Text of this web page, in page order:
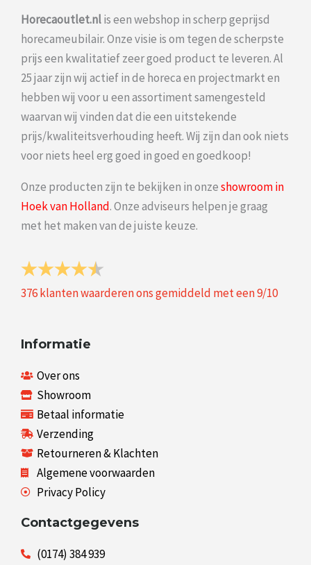
Horecaoutlet.nlis een webshop in scherp geprijsd
horecameubilair. Onze visie is om tegen de scherpste
prijs een kwalitatief zeer goed product te leveren. Al
25 jaar zijn wij actief in de horeca en projectmarkt en
hebben wij voor u een assortiment samengesteld
waarvan wij vinden dat die een uitstekende
prijs/kwaliteitsverhouding heeft. Wij zijn dan ook niets
voor niets heel erg goed in goed en goedkoop!
Onze producten zijn te bekijken in onzeshowroom in
Hoek van Holland. Onze adviseurs helpen je graag
met het maken van de juiste keuze.
376klanten waarderen ons gemiddeld met een9/10
Informatie
Over ons
Showroom
Betaal informatie
Verzending
Retourneren & Klachten
Algemene voorwaarden
Privacy Policy
Contactgegevens
(0174) 384 939